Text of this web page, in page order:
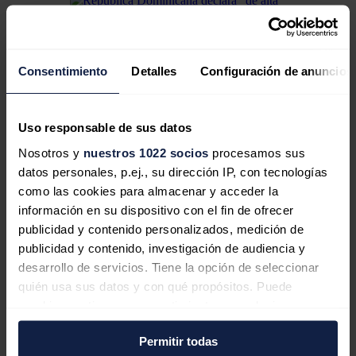
Consentimiento Detalles Configuración de anuncios
Uso responsable de sus datos
Nosotros y nuestros 1022 socios procesamos sus
datos personales, p.ej., su dirección IP, con tecnologías
como las cookies para almacenar y acceder la
información en su dispositivo con el fin de ofrecer
publicidad y contenido personalizados, medición de
publicidad y contenido, investigación de audiencia y
desarrollo de servicios. Tiene la opción de seleccionar
quién usa sus datos y con qué propósitos. Puede
momento desde la Declaración de cookies o clicando en
el Menú de consentimiento.Permitir todas
República Dominicana declara "de
alta prioridad" el desarrollo de la
Bruselas aprueba 2.000 millones de
ayuda italiana para una planta de
semiconductores de
STMicroelectronics en Sicilia
Estados Unidos cuadruplica los